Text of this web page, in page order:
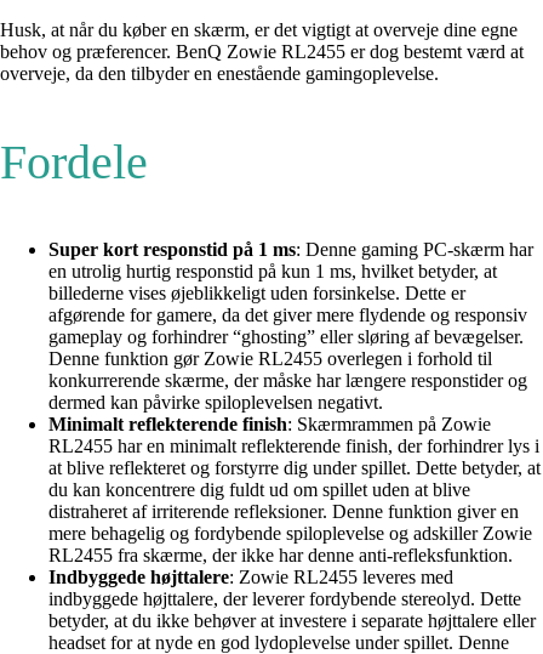
Husk, at når du køber en skærm, er det vigtigt at overveje dine egne
behov og præferencer. BenQ Zowie RL2455 er dog bestemt værd at
overveje, da den tilbyder en enestående gamingoplevelse.
Fordele
Super kort responstid på 1 ms: Denne gaming PC-skærm har
en utrolig hurtig responstid på kun 1 ms, hvilket betyder, at
billederne vises øjeblikkeligt uden forsinkelse. Dette er
afgørende for gamere, da det giver mere flydende og responsiv
gameplay og forhindrer “ghosting” eller sløring af bevægelser.
Denne funktion gør Zowie RL2455 overlegen i forhold til
konkurrerende skærme, der måske har længere responstider og
dermed kan påvirke spiloplevelsen negativt.
Minimalt reflekterende finish: Skærmrammen på Zowie
RL2455 har en minimalt reflekterende finish, der forhindrer lys i
at blive reflekteret og forstyrre dig under spillet. Dette betyder, at
du kan koncentrere dig fuldt ud om spillet uden at blive
distraheret af irriterende refleksioner. Denne funktion giver en
mere behagelig og fordybende spiloplevelse og adskiller Zowie
RL2455 fra skærme, der ikke har denne anti-refleksfunktion.
Indbyggede højttalere: Zowie RL2455 leveres med
indbyggede højttalere, der leverer fordybende stereolyd. Dette
betyder, at du ikke behøver at investere i separate højttalere eller
headset for at nyde en god lydoplevelse under spillet. Denne